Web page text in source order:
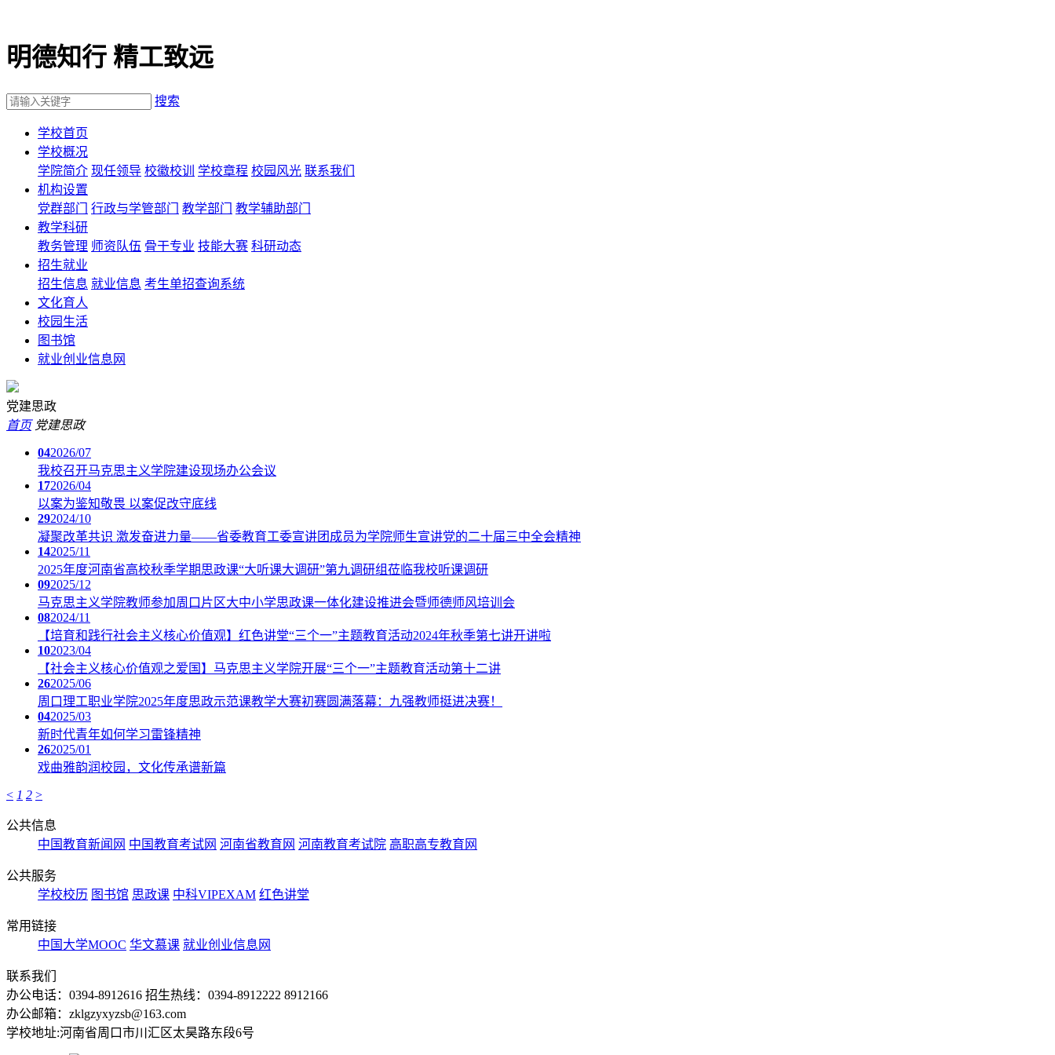
明德知行 精工致远
搜索
学校首页
学校概况
学院简介 现任领导 校徽校训 学校章程 校园风光 联系我们
机构设置
党群部门
行政与学管部门 教学部门
教学辅助部门
教学科研
教务管理 师资队伍 骨干专业 技能大赛 科研动态
招生就业
招生信息 就业信息 考生单招查询系统
文化育人
校园生活
图书馆
就业创业信息网
党建思政
首页 党建思政
042026/07
我校召开马克思主义学院建设现场办公会议
172026/04
以案为鉴知敬畏 以案促改守底线
292024/10
凝聚改革共识 激发奋进力量——省委教育工委宣讲团成员为学院师生宣讲党的二十届三中全会精神
142025/11
2025年度河南省高校秋季学期思政课“大听课大调研”第九调研组莅临我校听课调研
092025/12
马克思主义学院教师参加周口片区大中小学思政课一体化建设推进会暨师德师风培训会
082024/11
【培育和践行社会主义核心价值观】红色讲堂“三个一”主题教育活动2024年秋季第七讲开讲啦
102023/04
【社会主义核心价值观之爱国】马克思主义学院开展“三个一”主题教育活动第十二讲
262025/06
周口理工职业学院2025年度思政示范课教学大赛初赛圆满落幕：九强教师挺进决赛！
042025/03
新时代青年如何学习雷锋精神
262025/01
戏曲雅韵润校园，文化传承谱新篇
< 1 2 >
公共信息
中国教育新闻网 中国教育考试网 河南省教育网 河南教育考试院 高职高专教育网
公共服务
学校校历 图书馆 思政课 中科VIPEXAM 红色讲堂
常用链接
中国大学MOOC 华文慕课 就业创业信息网
联系我们
办公电话：0394-8912616 招生热线：0394-8912222 8912166
办公邮箱：zklgzyxyzsb@163.com
学校地址:河南省周口市川汇区太昊路东段6号